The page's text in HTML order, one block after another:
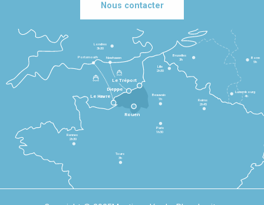
Nous contacter
Le Havre
Dieppe
Le Tréport
Rennes
2h30
Tours
3h
Paris
1h30
Beauvais
1h
Reims
2h45
Lille
2h30
Bruxelles
3h
Londres
3h30
Newhaven
Portsmouth
Bonn
5h
Luxembourg
4h
Rouen